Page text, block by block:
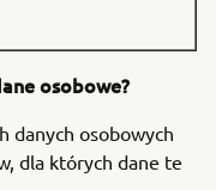
osobowe?
danych osobowych
dla których dane te